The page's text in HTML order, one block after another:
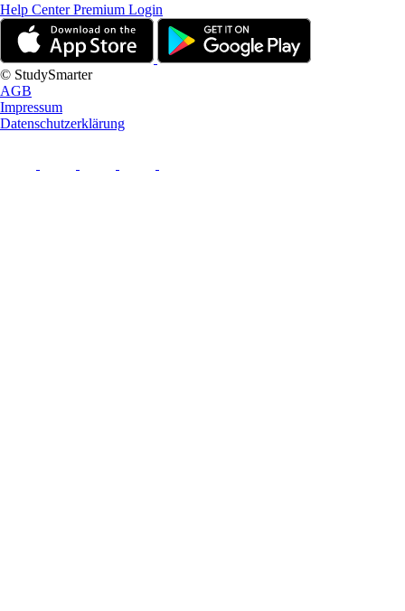
Help CenterPremium Login
© StudySmarter
AGB
Impressum
Datenschutzerklärung